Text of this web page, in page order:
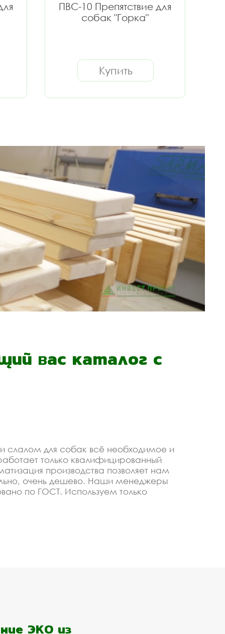
ПВС-10 Препятствие для
собак "Горка"
Купить
вас каталог с
слалом для собак всё необходимое и
только квалифицированный
производства позволяет нам
очень дешево. Наши менеджеры
по ГОСТ. Используем только
для собак купить
ЭКО из